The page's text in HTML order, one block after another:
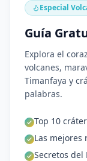
Especial
Guía
Explora el
volcanes,
Timanfaya y
palabras.
Top 10
Las mejores
Secretos del